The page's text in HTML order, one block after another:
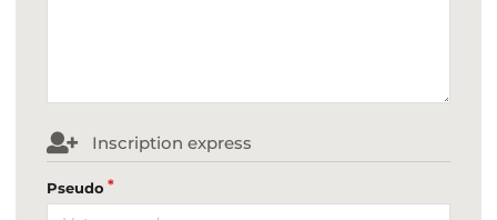
Inscription express
Pseudo